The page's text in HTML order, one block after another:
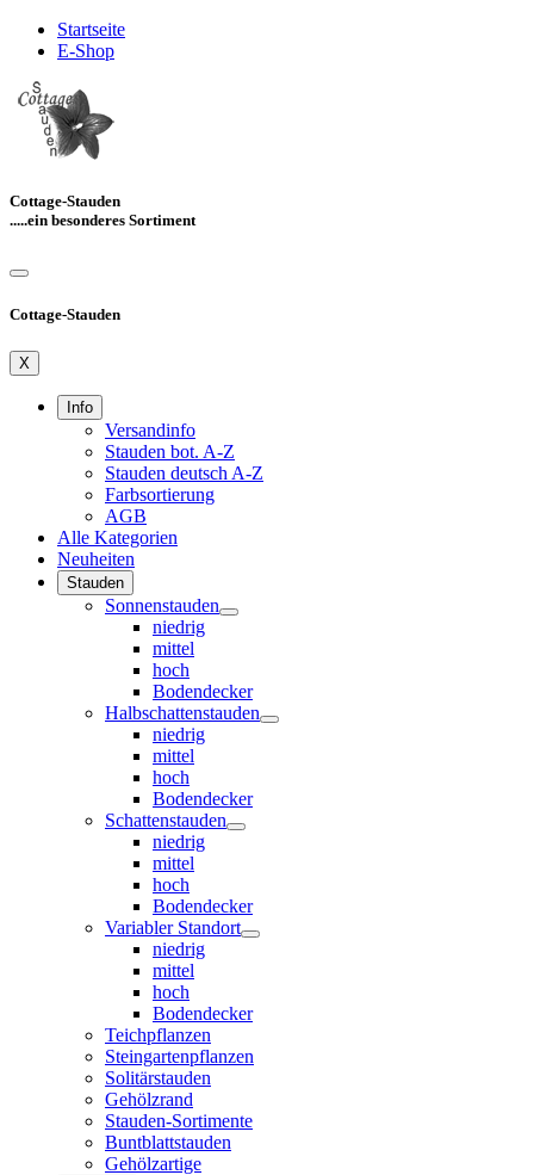
Startseite
E-Shop
Cottage-Stauden
.....ein besonderes Sortiment
Cottage-Stauden
X
Info
Versandinfo
Stauden bot. A-Z
Stauden deutsch A-Z
Farbsortierung
AGB
Alle Kategorien
Neuheiten
Stauden
Sonnenstauden
niedrig
mittel
hoch
Bodendecker
Halbschattenstauden
niedrig
mittel
hoch
Bodendecker
Schattenstauden
niedrig
mittel
hoch
Bodendecker
Variabler Standort
niedrig
mittel
hoch
Bodendecker
Teichpflanzen
Steingartenpflanzen
Solitärstauden
Gehölzrand
Stauden-Sortimente
Buntblattstauden
Gehölzartige